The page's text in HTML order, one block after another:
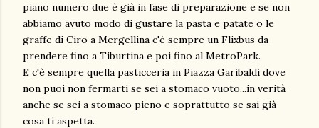
piano numero due è già in fase di preparazione e se non
abbiamo avuto modo di gustare la pasta e patate o le
graffe di Ciro a Mergellina c'è sempre un Flixbus da
prendere fino a Tiburtina e poi fino al MetroPark.
E c'è sempre quella pasticceria in Piazza Garibaldi dove
non puoi non fermarti se sei a stomaco vuoto...in verità
anche se sei a stomaco pieno e soprattutto se sai già
cosa ti aspetta.